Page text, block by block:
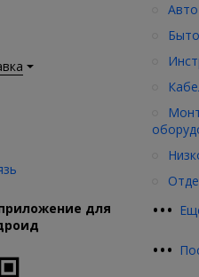
для
•••
•••